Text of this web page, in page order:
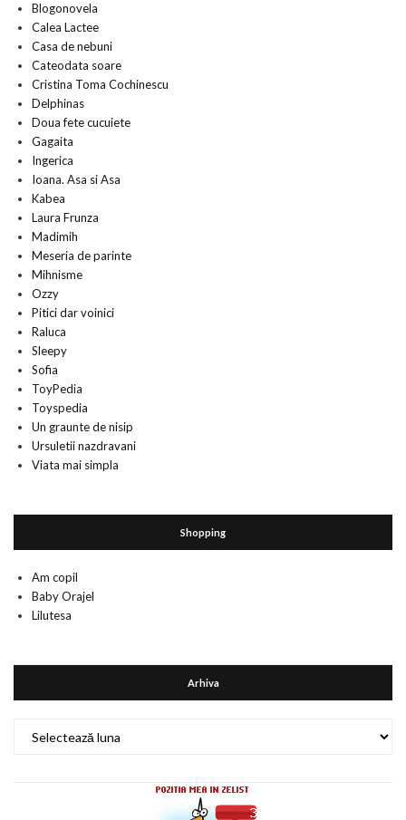
Blogonovela
Calea Lactee
Casa de nebuni
Cateodata soare
Cristina Toma Cochinescu
Delphinas
Doua fete cucuiete
Gagaita
Ingerica
Ioana. Asa si Asa
Kabea
Laura Frunza
Madimih
Meseria de parinte
Mihnisme
Ozzy
Pitici dar voinici
Raluca
Sleepy
Sofia
ToyPedia
Toyspedia
Un graunte de nisip
Ursuletii nazdravani
Viata mai simpla
Shopping
Am copil
Baby Orajel
Lilutesa
Arhiva